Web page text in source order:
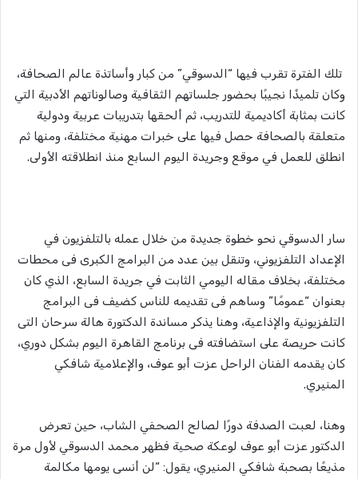
تلك الفترة تقرب فيها “الدسوقي” من كبار وأساتذة عالم الصحافة،
وكان تلميذًا نجيبًا بحضور جلساتهم الثقافية وصالوناتهم الأدبية التي
كانت بمثابة أكاديمية للتدريب، ثم ألحقها بتدريبات عربية ودولية
متعلقة بالصحافة حصل فيها على خبرات مهنية مختلفة، ومنها ثم
انطلق للعمل في موقع وجريدة اليوم السابع منذ انطلاقته الأولى.
سار الدسوقي نحو خطوة جديدة من خلال عمله بالتلفزيون في
الإعداد التلفزيوني، وتنقل بين عدد من البرامج الكبرى فى محطات
مختلفة، بخلاف مقاله اليومي الثابت في جريدة السابع، الذي كان
بعنوان “عمومًا” وساهم فى تقديمه للناس كضيف فى البرامج
التلفزيونية والإذاعية، وهنا يذكر مساندة الدكتورة هالة سرحان التى
كانت حريصة على استضافته فى برنامج القاهرة اليوم بشكل دوري،
كان يقدمه الفنان الراحل عزت أبو عوف، والإعلامية شافكي
المنيري.
وهنا، لعبت الصدفة دورًا لصالح الصحفي الشاب، حين تعرض
الدكتور عزت أبو عوف لوعكة صحية فظهر محمد الدسوقي لأول مرة
مذيعًا بصحبة شافكي المنيري، يقول: “لن أنسى يومها مكالمة